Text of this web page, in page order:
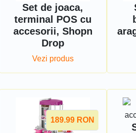
Set de joaca,
terminal POS cu
accesorii, Shopn
Drop
Vezi produs
189.99 RON